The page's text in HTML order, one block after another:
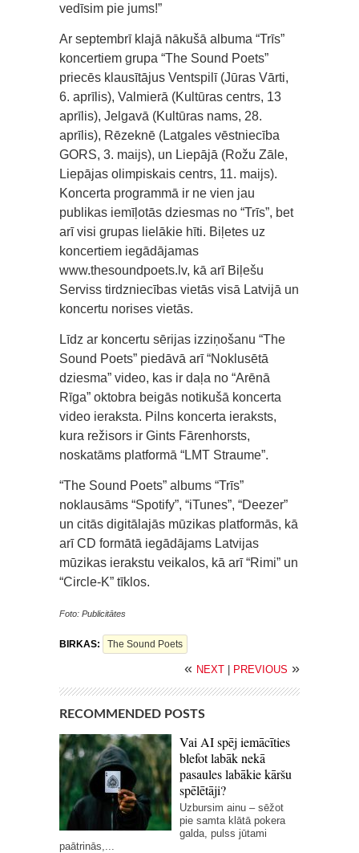
vedīsim pie jums!”
Ar septembrī klajā nākušā albuma “Trīs”
koncertiem grupa “The Sound Poets”
priecēs klausītājus Ventspilī (Jūras Vārti,
6. aprīlis), Valmierā (Kultūras centrs, 13
aprīlis), Jelgavā (Kultūras nams, 28.
aprīlis), Rēzeknē (Latgales vēstniecība
GORS, 3. maijs), un Liepājā (Rožu Zāle,
Liepājas olimpiskais centrs, 11. maijs).
Koncerta programmā ir ne vien jau
publikas iemīļotās dziesmas no “Trīs”, bet
arī visi grupas lielākie hīti. Biļetes uz
koncertiem iegādājamas
www.thesoundpoets.lv, kā arī Biļešu
Serviss tirdzniecības vietās visā Latvijā un
koncertu norises vietās.
Līdz ar koncertu sērijas izziņošanu “The
Sound Poets” piedāvā arī “Noklusētā
dziesma” video, kas ir daļa no “Arēnā
Rīga” oktobra beigās notikušā koncerta
video ieraksta. Pilns koncerta ieraksts,
kura režisors ir Gints Fārenhorsts,
noskatāms platformā “LMT Straume”.
“The Sound Poets” albums “Trīs”
noklausāms “Spotify”, “iTunes”, “Deezer”
un citās digitālajās mūzikas platformās, kā
arī CD formātā iegādājams Latvijas
mūzikas ierakstu veikalos, kā arī “Rimi” un
“Circle-K” tīklos.
Foto: Publicitātes
BIRKAS: The Sound Poets
« NEXT PREVIOUS »
RECOMMENDED POSTS
Vai AI spēj iemācīties
blefot labāk nekā
pasaules labākie kāršu
spēlētāji?
Uzbursim ainu – sēžot
pie samta klātā pokera
galda, pulss jūtami
paātrinās,...